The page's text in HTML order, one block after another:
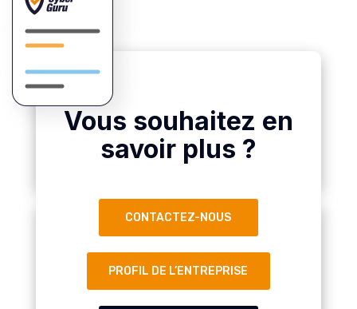
Vous souhaitez en
savoir plus ?
CONTACTEZ-NOUS
PROFIL DE L’ENTREPRISE